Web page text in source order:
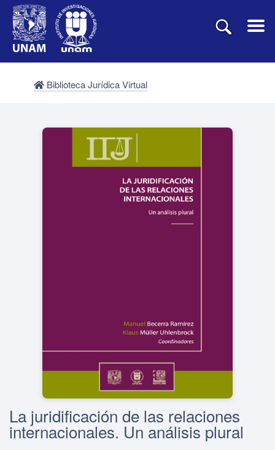
Biblioteca Jurídica Virtual
La juridificación de las relaciones
internacionales. Un análisis plural